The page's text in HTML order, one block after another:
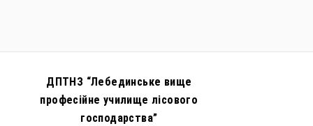
ДПТНЗ “Лебединське вище
професійне училище лісового
господарства”